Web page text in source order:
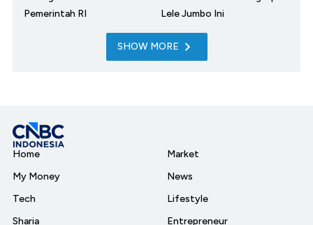
Pemerintah RI
Lele Jumbo Ini
SHOW MORE
Home
My Money
Tech
Sharia
Market
News
Lifestyle
Entrepreneur